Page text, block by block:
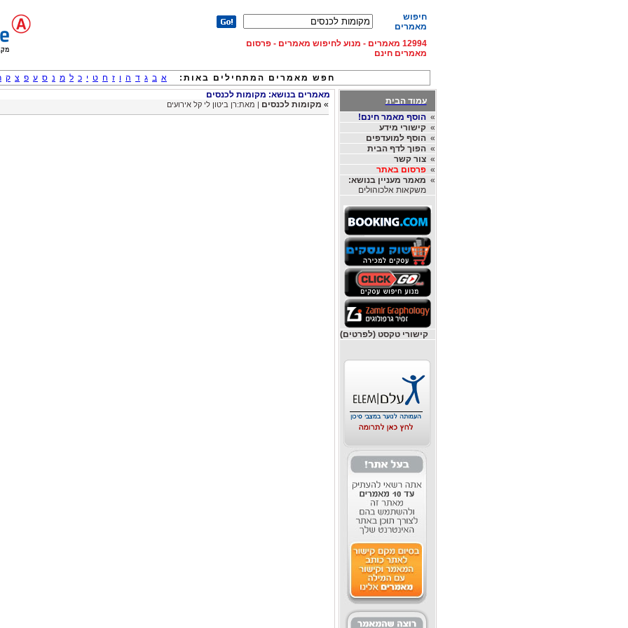
חיפוש
מאמרים
12994 מאמרים - מנוע לחיפוש מאמרים - פרסום
מאמרים חינם
חפש מאמרים המתחילים באות: א ב ג ד ה ו ז ח ט י כ ל מ נ ס ע פ צ ק
עמוד הבית
»הוסף מאמר חינם!
»קישורי מידע
»הוסף למועדפים
»הפוך לדף הבית
»צור קשר
»פרסום באתר
» מאמר מעניין בנושא:
משקאות אלכוהולים
קישורי טקסט (לפרטים)
מאמרים בנושא: מקומות לכנסים
» מקומות לכנסים | מאת:רן ביטון לי קל אירועים